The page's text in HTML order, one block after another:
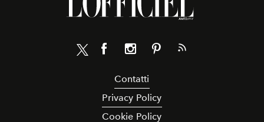
Contatti
Privacy Policy
Cookie Policy